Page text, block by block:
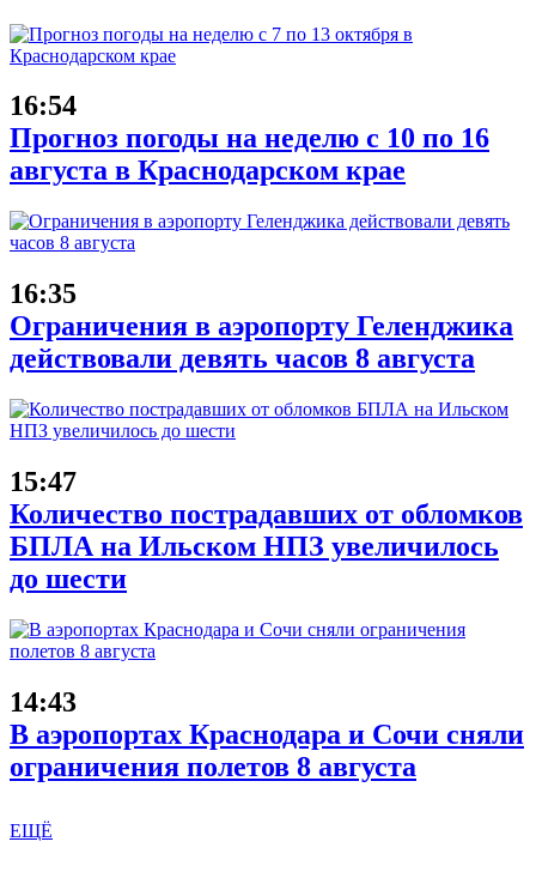
16:54
Прогноз погоды на неделю с 10 по 16
августа в Краснодарском крае
16:35
Ограничения в аэропорту Геленджика
действовали девять часов 8 августа
15:47
Количество пострадавших от обломков
БПЛА на Ильском НПЗ увеличилось
до шести
14:43
В аэропортах Краснодара и Сочи сняли
ограничения полетов 8 августа
ЕЩЁ